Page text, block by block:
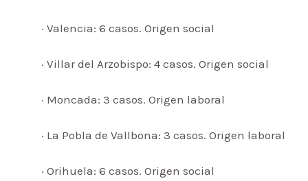
· Valencia: 6 casos. Origen social
· Villar del Arzobispo: 4 casos. Origen social
· Moncada: 3 casos. Origen laboral
· La Pobla de Vallbona: 3 casos. Origen laboral
· Orihuela: 6 casos. Origen social